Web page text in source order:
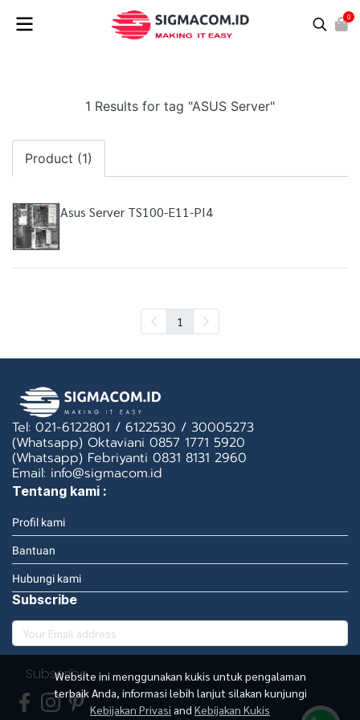
0
1 Results for tag "ASUS Server"
Product (1)
Asus Server TS100-E11-PI4
1
Website ini menggunakan kukis untuk pengalaman
terbaik Anda, informasi lebih lanjut silakan kunjungi
Kebijakan Privasi and Kebijakan Kukis
Tel: 021-6122801 / 6122530 / 30005273
(Whatsapp) Oktaviani 0857 1771 5920
(Whatsapp) Febriyanti 0831 8131 2960
Email: info@sigmacom.id
Tentang kami :
Profil kami
Bantuan
Hubungi kami
Subscribe
Subscribe